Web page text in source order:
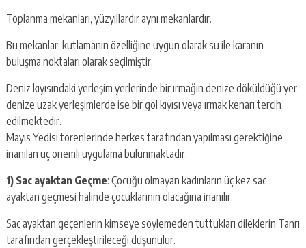
Toplanma mekanları, yüzyıllardır aynı mekanlardır.
Bu mekanlar, kutlamanın özelliğine uygun olarak su ile karanın
buluşma noktaları olarak seçilmiştir.
Deniz kıyısındaki yerleşim yerlerinde bir ırmağın denize döküldüğü yer,
denize uzak yerleşimlerde ise bir göl kıyısı veya ırmak kenarı tercih
edilmektedir.
Mayıs Yedisi törenlerinde herkes tarafından yapılması gerektiğine
inanılan üç önemli uygulama bulunmaktadır.
1) Sac ayaktan Geçme: Çocuğu olmayan kadınların üç kez sac
ayaktan geçmesi halinde çocuklarının olacağına inanılır.
Sac ayaktan geçenlerin kimseye söylemeden tuttukları dileklerin Tanrı
tarafından gerçekleştirileceği düşünülür.